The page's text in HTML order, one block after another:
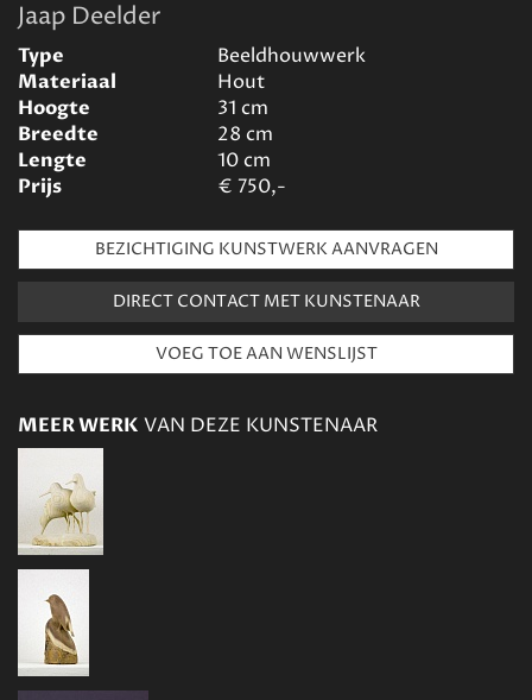
Jaap Deelder
Type
Beeldhouwwerk
Materiaal
Hout
Hoogte
31 cm
Breedte
28 cm
Lengte
10cm
Prijs
€ 750,-
BEZICHTIGING KUNSTWERK AANVRAGEN
DIRECT CONTACT MET KUNSTENAAR
MEER WERK VAN DEZE KUNSTENAAR